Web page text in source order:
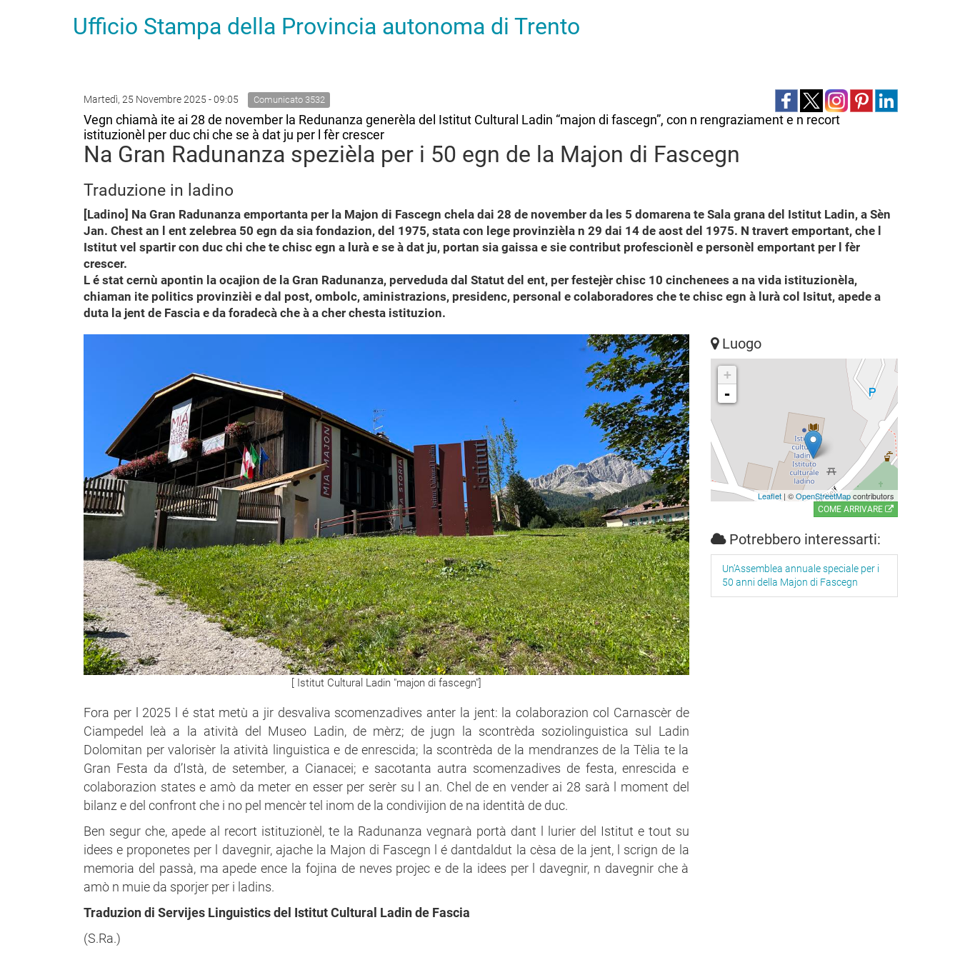
Ufficio Stampa della Provincia autonoma di Trento
Martedì, 25 Novembre 2025 - 09:05 Comunicato 3532
Vegn chiamà ite ai 28 de november la Redunanza generèla del Istitut Cultural Ladin “majon di fascegn”, con n rengraziament e n recort
istituzionèl per duc chi che se à dat ju per l fèr crescer
Na Gran Radunanza spezièla per i 50 egn de la Majon di Fascegn
Traduzione in ladino
[Ladino] Na Gran Radunanza emportanta per la Majon di Fascegn chela dai 28 de november da les 5 domarena te Sala grana del Istitut Ladin, a Sèn
Jan. Chest an l ent zelebrea 50 egn da sia fondazion, del 1975, stata con lege provinzièla n 29 dai 14 de aost del 1975. N travert emportant, che l
Istitut vel spartir con duc chi che te chisc egn a lurà e se à dat ju, portan sia gaissa e sie contribut profescionèl e personèl emportant per l fèr
crescer.
L é stat cernù apontin la ocajion de la Gran Radunanza, perveduda dal Statut del ent, per festejèr chisc 10 cinchenees a na vida istituzionèla,
chiaman ite politics provinzièi e dal post, ombolc, aministrazions, presidenc, personal e colaboradores che te chisc egn à lurà col Isitut, apede a
duta la jent de Fascia e da foradecà che à a cher chesta istituzion.
[ Istitut Cultural Ladin "majon di fascegn"]
Fora per l 2025 l é stat metù a jir desvaliva scomenzadives anter la jent: la colaborazion col Carnascèr de
Ciampedel leà a la atività del Museo Ladin, de mèrz; de jugn la scontrèda soziolinguistica sul Ladin
Dolomitan per valorisèr la atività linguistica e de enrescida; la scontrèda de la mendranzes de la Tèlia te la
Gran Festa da d’Istà, de setember, a Cianacei; e sacotanta autra scomenzadives de festa, enrescida e
colaborazion states e amò da meter en esser per serèr su l an. Chel de en vender ai 28 sarà l moment del
bilanz e del confront che i no pel mencèr tel inom de la condivijion de na identità de duc.
Ben segur che, apede al recort istituzionèl, te la Radunanza vegnarà portà dant l lurier del Istitut e tout su
idees e proponetes per l davegnir, ajache la Majon di Fascegn l é dantdaldut la cèsa de la jent, l scrign de la
memoria del passà, ma apede ence la fojina de neves projec e de la idees per l davegnir, n davegnir che à
amò n muie da sporjer per i ladins.
Traduzion di Servijes Linguistics del Istitut Cultural Ladin de Fascia
(S.Ra.)
Luogo
+
-
Leaflet | ©OpenStreetMapcontributors
COME ARRIVARE
Potrebbero interessarti:
Un’Assemblea annuale speciale per i
50 anni della Majon di Fascegn